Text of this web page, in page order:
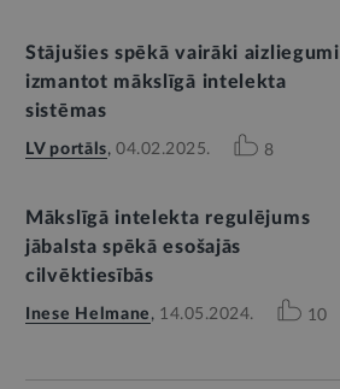
Stājušies spēkā vairāki aizliegumi
izmantot mākslīgā intelekta
sistēmas
LV portāls, 04.02.2025. 8
Mākslīgā intelekta regulējums
jābalsta spēkā esošajās
cilvēktiesībās
Inese Helmane , 14.05.2024. 10